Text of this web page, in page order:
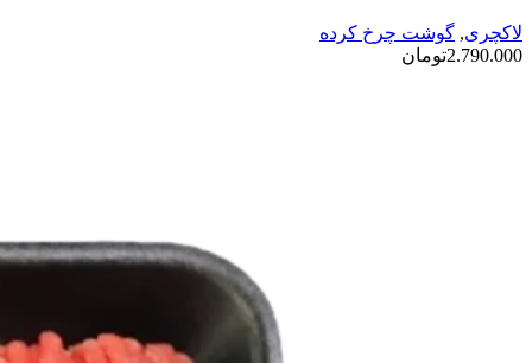
لاکچری, گوشت چرخ کرده
2.790.000تومان